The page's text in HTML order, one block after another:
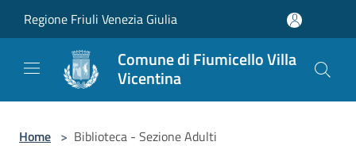
Regione Friuli Venezia Giulia
Comune di Fiumicello Villa
Vicentina
Home > Biblioteca - Sezione Adulti